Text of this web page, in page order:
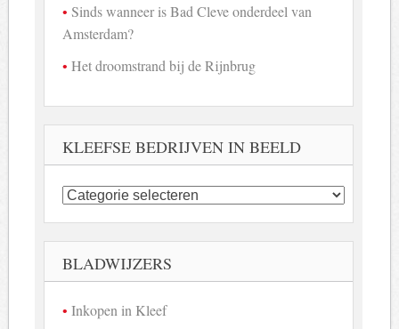
Sinds wanneer is Bad Cleve onderdeel van
Amsterdam?
Het droomstrand bij de Rijnbrug
KLEEFSE BEDRIJVEN IN BEELD
Kleefse
bedrijven
in
beeld
BLADWIJZERS
Inkopen in Kleef